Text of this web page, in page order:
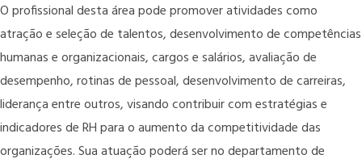
O profissional desta área pode promover atividades como
atração e seleção de talentos, desenvolvimento de competências
humanas e organizacionais, cargos e salários, avaliação de
desempenho, rotinas de pessoal, desenvolvimento de carreiras,
liderança entre outros, visando contribuir com estratégias e
indicadores de RH para o aumento da competitividade das
organizações. Sua atuação poderá ser no departamento de